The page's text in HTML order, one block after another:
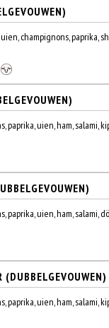
champignons, paprika,
paprika, uien, ham, salami,
paprika, uien, ham, salami,
paprika, uien, ham, salami,